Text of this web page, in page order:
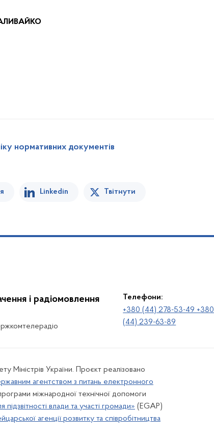
нормативних документів
Linkedin Твітнути
і радіомовлення
Телефони:
+380 (44) 278-53-49 +380
(44) 239-63-89
Міністрів України. Проєкт реалізовано
агентством з питань електронного
міжнародної технічної допомоги
влади та участі громади» (EGAP)
агенції розвитку та співробітництва